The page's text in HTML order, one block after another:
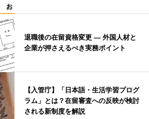
退職後の在留資格変更 ― 外国人材と
企業が押さえるべき実務ポイント
【入管庁】「日本語・生活学習プログ
ラム」とは？在留審査への反映が検討
される新制度を解説